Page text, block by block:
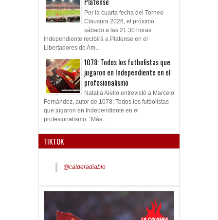
Por la cuarta fecha del Torneo
Clausura 2026, el próximo
sábado a las 21:30 horas
Independiente recibirá a Platense en el
Libertadores de Am...
1078: Todos los futbolistas que
jugaron en Independiente en el
profesionalismo
Natalia Aiello entrevistó a Marcelo
Fernández, autor de 1078: Todos los futbolistas
que jugaron en Independiente en el
profesionalismo. “Más...
TIKTOK
@calderadiablo